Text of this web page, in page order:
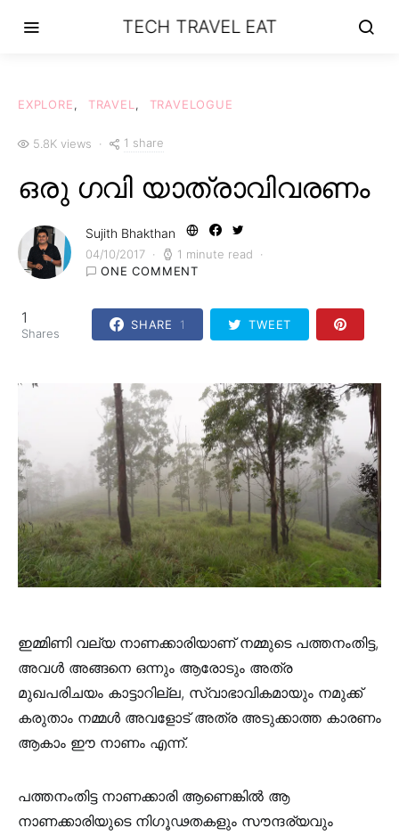
TECH TRAVEL EAT
EXPLORE TRAVEL TRAVELOGUE
5.8K views 1 share
ഒരു ഗവി യാത്രാവിവരണം
Sujith Bhakthan
04/10/2017
1 minute read
ONE COMMENT
1
Shares
SHARE 1 TWEET
ഇമ്മിണി വല്യ നാണക്കാരിയാണ് നമ്മുടെ പത്തനംതിട്ട,
അവൾ അങ്ങനെ ഒന്നും ആരോടും അത്ര
മുഖപരിചയം കാട്ടാറില്ല, സ്വാഭാവികമായും നമുക്ക്
കരുതാം നമ്മൾ അവളോട്‌ അത്ര അടുക്കാത്ത കാരണം
ആകാം ഈ നാണം എന്ന്.
പത്തനംതിട്ട നാണക്കാരി ആണെങ്കിൽ ആ
നാണക്കാരിയുടെ നിഗൂഢതകളും സൗന്ദര്യവും